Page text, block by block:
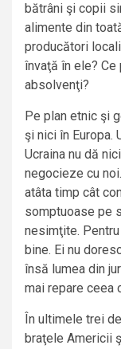
bătrâni şi copii
alimente din
producători
învaţă în ele?
absolvenţi?
Pe plan etnic şi
şi nici în Europa.
Ucraina nu dă
negocieze cu
atâta timp cât
somptuoase pe
nesimţite.
bine. Ei nu
însă lumea din
mai repare ceea
În ultimele trei
braţele Americii